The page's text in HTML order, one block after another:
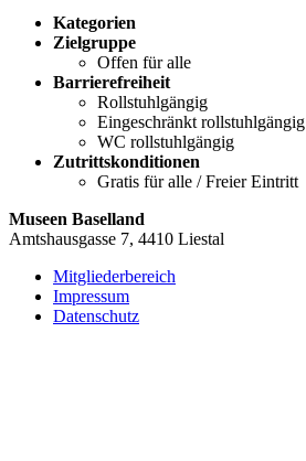
Kategorien
Zielgruppe
Offen für alle
Barrierefreiheit
Rollstuhlgängig
Eingeschränkt rollstuhlgängig
WC rollstuhlgängig
Zutrittskonditionen
Gratis für alle / Freier Eintritt
Museen Baselland
Amtshausgasse 7, 4410 Liestal
Mitgliederbereich
Impressum
Datenschutz